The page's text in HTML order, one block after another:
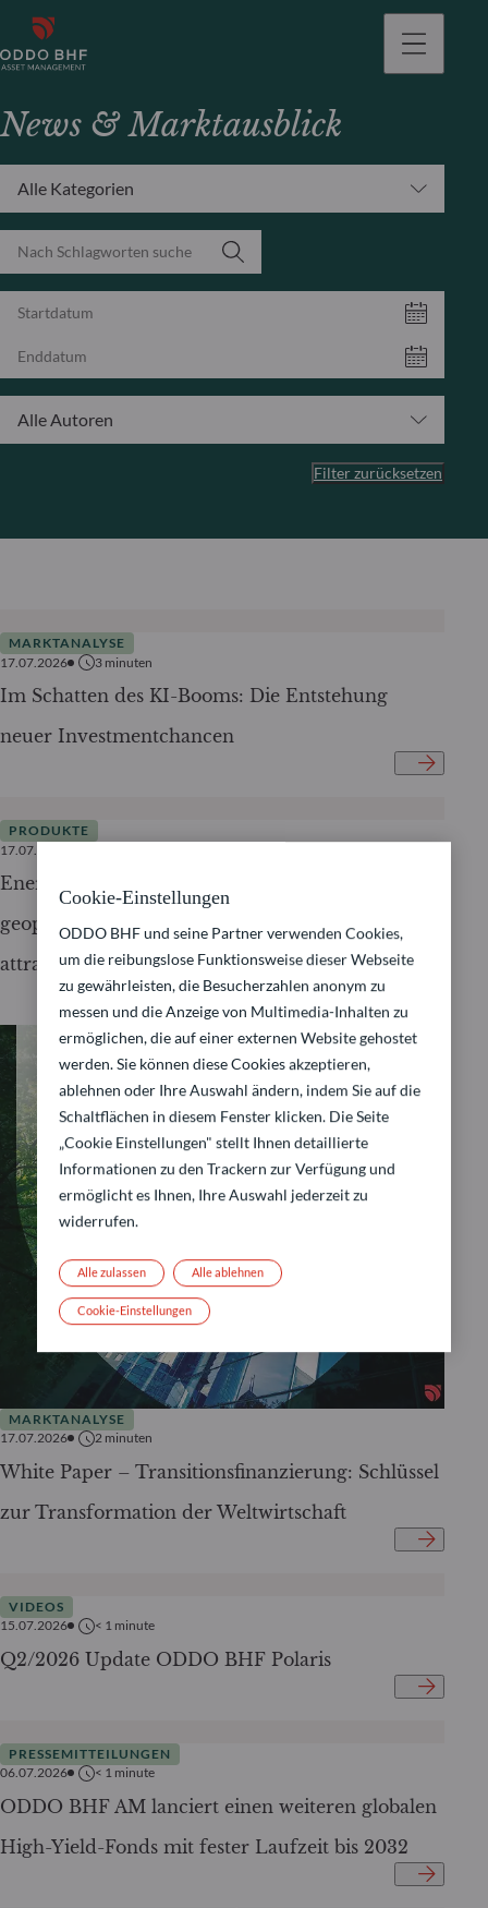
News & Marktausblick
Alle Kategorien
Alle Autoren
Filter zurücksetzen
MARKTANALYSE
17.07.2026
3 minuten
Im Schatten des KI-Booms: Die Entstehung
neuer Investmentchancen
PRODUKTE
17.07.2026
Energiesicherheit – Warum Elektrifizierung
geopolitisch unverzichtbar und für Investoren
attraktiv wird
MARKTANALYSE
17.07.2026
2 minuten
White Paper – Transitionsfinanzierung: Schlüssel
zur Transformation der Weltwirtschaft
VIDEOS
15.07.2026
< 1 minute
Q2/2026 Update ODDO BHF Polaris
PRESSEMITTEILUNGEN
06.07.2026
< 1 minute
ODDO BHF AM lanciert einen weiteren globalen
High-Yield-Fonds mit fester Laufzeit bis 2032
Cookie-Einstellungen
ODDO BHF und seine Partner verwenden Cookies,
um die reibungslose Funktionsweise dieser Webseite
zu gewährleisten, die Besucherzahlen anonym zu
messen und die Anzeige von Multimedia-Inhalten zu
ermöglichen, die auf einer externen Website gehostet
werden. Sie können diese Cookies akzeptieren,
ablehnen oder Ihre Auswahl ändern, indem Sie auf die
Schaltflächen in diesem Fenster klicken. Die Seite
„Cookie Einstellungen" stellt Ihnen detaillierte
Informationen zu den Trackern zur Verfügung und
ermöglicht es Ihnen, Ihre Auswahl jederzeit zu
widerrufen.
Alle ablehnen
Alle zulassen
Cookie-Einstellungen